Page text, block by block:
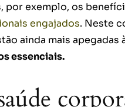
por exemplo, os
engajados. Neste
ainda mais apegadas
essenciais.